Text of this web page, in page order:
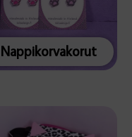
Nappikorvakorut